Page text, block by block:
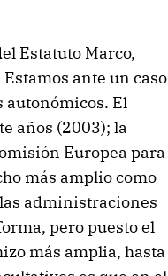
Estatuto Marco,
ante un caso
autonómicos. El
años (2003); la
Europea para
más amplio como
administraciones
pero puesto el
más amplia, hasta